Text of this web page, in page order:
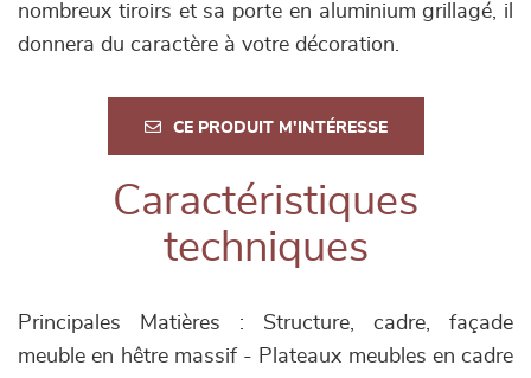
nombreux tiroirs et sa porte en aluminium grillagé, il
donnera du caractère à votre décoration.
CE PRODUIT M'INTÉRESSE
Caractéristiques
techniques
Principales Matières : Structure, cadre, façade
meuble en hêtre massif - Plateaux meubles en cadre